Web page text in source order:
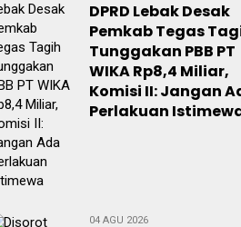
DPRD Lebak Desak
Pemkab Tegas
Tunggakan PBB PT
WIKA Rp8,4 Miliar,
Komisi II: Jangan
Perlakuan
04 AGU 2026